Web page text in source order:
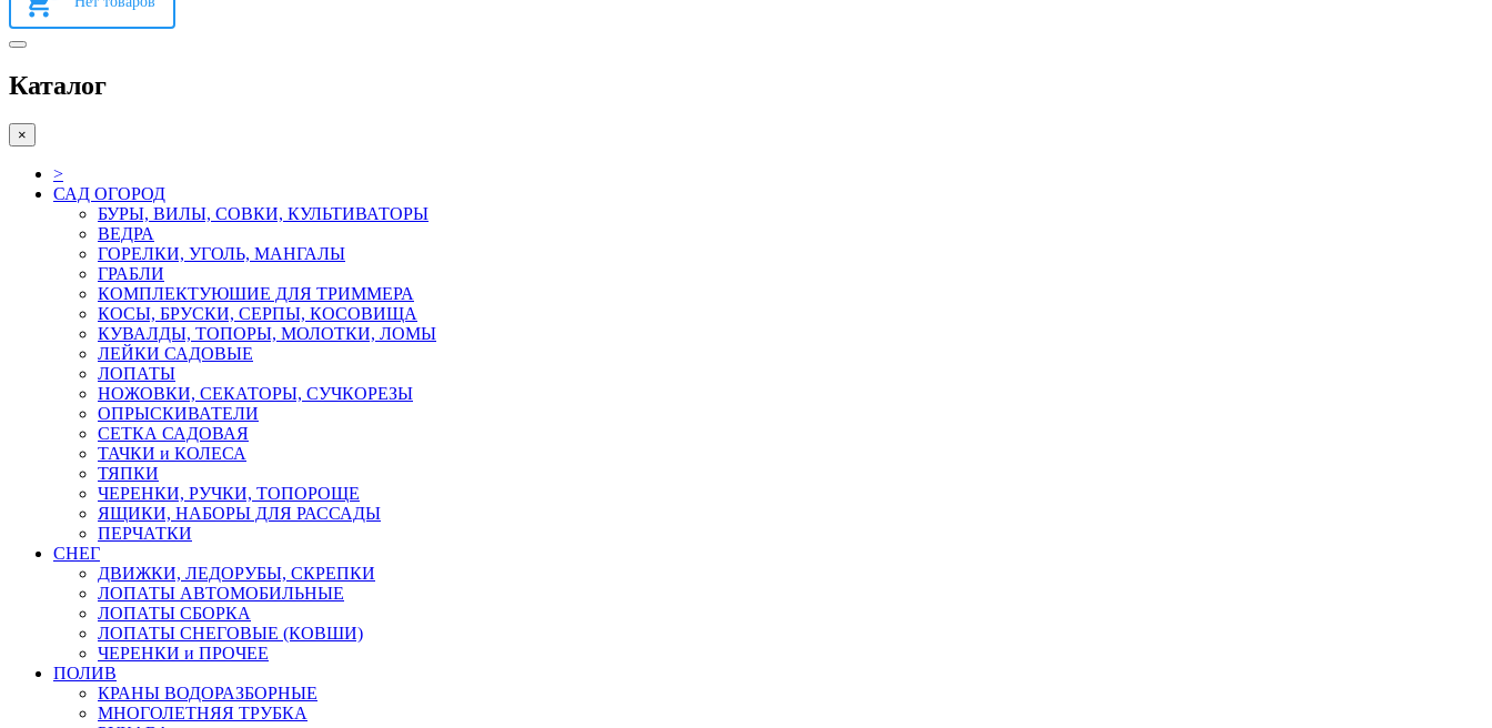
Каталог
×
>
САД ОГОРОД
БУРЫ, ВИЛЫ, СОВКИ, КУЛЬТИВАТОРЫ
ВЕДРА
ГОРЕЛКИ, УГОЛЬ, МАНГАЛЫ
ГРАБЛИ
КОМПЛЕКТУЮШИЕ ДЛЯ ТРИММЕРА
КОСЫ, БРУСКИ, СЕРПЫ, КОСОВИЩА
КУВАЛДЫ, ТОПОРЫ, МОЛОТКИ, ЛОМЫ
ЛЕЙКИ САДОВЫЕ
ЛОПАТЫ
НОЖОВКИ, СЕКАТОРЫ, СУЧКОРЕЗЫ
ОПРЫСКИВАТЕЛИ
СЕТКА САДОВАЯ
ТАЧКИ и КОЛЕСА
ТЯПКИ
ЧЕРЕНКИ, РУЧКИ, ТОПОРОЩЕ
ЯЩИКИ, НАБОРЫ ДЛЯ РАССАДЫ
ПЕРЧАТКИ
СНЕГ
ДВИЖКИ, ЛЕДОРУБЫ, СКРЕПКИ
ЛОПАТЫ АВТОМОБИЛЬНЫЕ
ЛОПАТЫ СБОРКА
ЛОПАТЫ СНЕГОВЫЕ (КОВШИ)
ЧЕРЕНКИ и ПРОЧЕЕ
ПОЛИВ
КРАНЫ ВОДОРАЗБОРНЫЕ
МНОГОЛЕТНЯЯ ТРУБКА